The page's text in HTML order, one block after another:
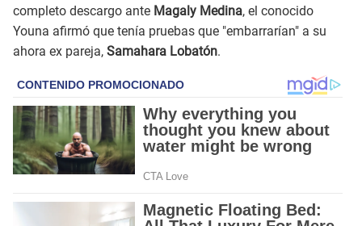
completo descargo ante Magaly Medina, el conocido
Youna afirmó que tenía pruebas que "embarrarían" a su
ahora ex pareja, Samahara Lobatón.